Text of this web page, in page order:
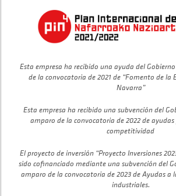
Esta empresa ha recibido una ayuda del
de la convocatoria de 2021 de “Fomento de la
Navarra”
Esta empresa ha recibido una subvención del
amparo de la convocatoria de 2022 de
competitividad
El proyecto de inversión “Proyecto Inversiones
sido cofinanciado mediante una subvención del
amparo de la convocatoria de 2023 de Ayudas a
industriales.